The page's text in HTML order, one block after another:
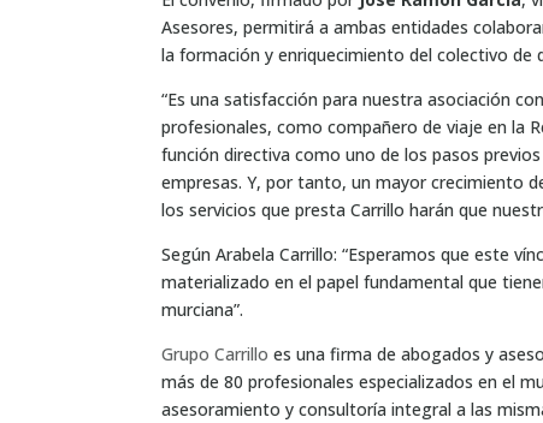
Asesores, permitirá a ambas entidades
la formación y enriquecimiento del colectivo de
“Es una satisfacción para nuestra asociación
profesionales, como compañero de viaje en la
función directiva como uno de los pasos
empresas. Y, por tanto, un mayor crecimiento
los servicios que presta Carrillo harán que
Según Arabela Carrillo: “Esperamos que este
materializado en el papel fundamental que
murciana”.
Grupo Carrillo es una firma de abogados y
más de 80 profesionales especializados en el
asesoramiento y consultoría integral a las